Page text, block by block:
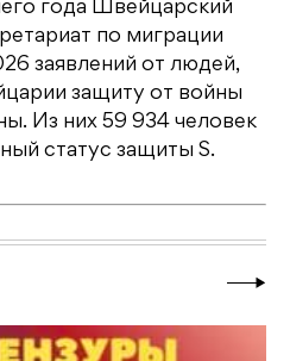
года Швейцарский
по миграции
заявлений от людей,
защиту от войны
Из них 59 934 человек
статус защиты S.